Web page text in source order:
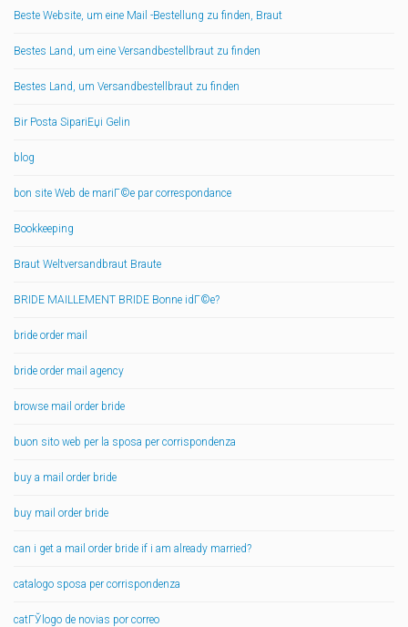
Beste Website, um eine Mail -Bestellung zu finden, Braut
Bestes Land, um eine Versandbestellbraut zu finden
Bestes Land, um Versandbestellbraut zu finden
Bir Posta SipariЕџi Gelin
blog
bon site Web de mariГ©e par correspondance
Bookkeeping
Braut Weltversandbraut Braute
BRIDE MAILLEMENT BRIDE Bonne idГ©e?
bride order mail
bride order mail agency
browse mail order bride
buon sito web per la sposa per corrispondenza
buy a mail order bride
buy mail order bride
can i get a mail order bride if i am already married?
catalogo sposa per corrispondenza
catГЎlogo de novias por correo